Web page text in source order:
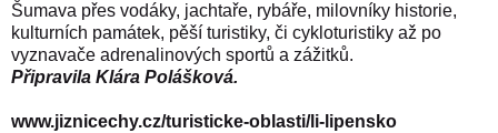
Šumava přes vodáky, jachtaře, rybáře, milovníky historie,
kulturních památek, pěší turistiky, či cykloturistiky až po
vyznavače adrenalinových sportů a zážitků.
Připravila Klára Polášková.
www.jiznicechy.cz/turisticke-oblasti/li-lipensko